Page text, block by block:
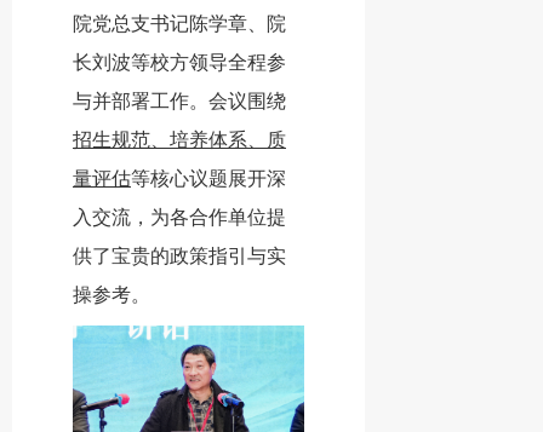
院党总支书记陈学章、院
长刘波等校方领导全程参
与并部署工作。会议围绕
招生规范、培养体系、质
量评估等核心议题展开深
入交流，为各合作单位提
供了宝贵的政策指引与实
操参考。